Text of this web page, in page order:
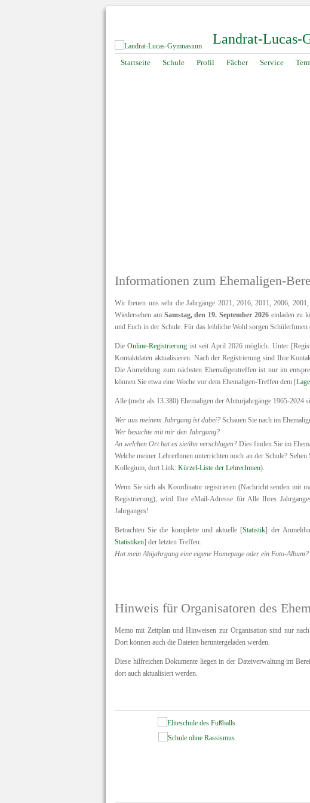
Landrat-Lucas-
Navigation
Startseite Schule Profil Fächer Service
Informationen zum Ehemaligen-
Wir freuen uns sehr die Jahrgänge 2021, 2016, 2011, 2006,
Wiedersehen am Samstag, den 19. September 2026einladen zu
und Euch in der Schule. Für das leibliche Wohl sorgen SchülerInnen
DieOnline-Registrierung ist seit April 2026 möglich. Unter
Kontaktdaten aktualisieren. Nach der Registrierung sind Ihre
Die Anmeldung zum nächsten Ehemaligentreffen ist nur im
können Sie etwa eine Woche vor dem Ehemaligen-Treffen dem [
Alle (mehr als 13.380) Ehemaligen der Abiturjahrgänge 1965-2024
Wer aus meinem Jahrgang ist dabei? Schauen Sie nach im
Wer besuchte mit mir den Jahrgang?
An welchen Ort hat es sie/ihn verschlagen? Dies finden Sie im
Welche meiner LehrerInnen unterrichten noch an der Schule?
Kollegium, dort Link: Kürzel-Liste der LehrerInnen).
Wenn Sie sich als Koordinator registrieren (Nachricht senden mit
Registrierung), wird Ihre eMail-Adresse für Alle Ihres
Jahrganges!
Betrachten Sie die komplette und aktuelle [Statistik] der
Statistiken] der letzten Treffen.
Hat mein Abijahrgang eine eigene Homepage oder ein Foto-Album?
Hinweis für Organisatoren des
Memo mit Zeitplan und Hinweisen zur Organisation sind nur
Dort können auch die Dateien heruntergeladen werden.
Diese hilfreichen Dokumente liegen in der Dateiverwaltung im
dort auch aktualisiert werden.